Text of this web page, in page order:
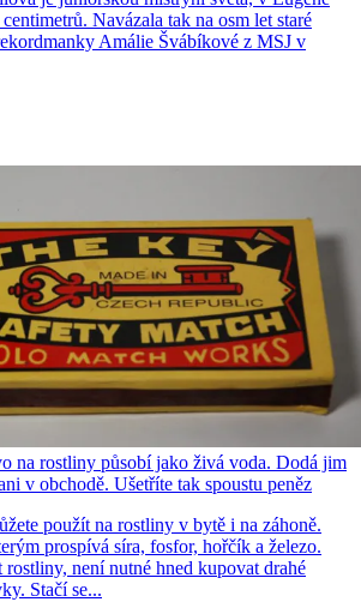
Navázala tak na osm let staré
Amálie Švábíkové z MSJ v
na rostliny působí jako živá voda. Dodá jim
v obchodě. Ušetříte tak spoustu peněz
použít na rostliny v bytě i na záhoně.
prospívá síra, fosfor, hořčík a železo.
není nutné hned kupovat drahé
Stačí se...